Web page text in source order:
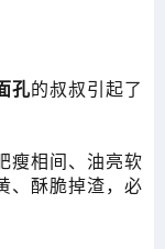
孔的叔叔引起了
瘦相间、油亮软
、酥脆掉渣，必